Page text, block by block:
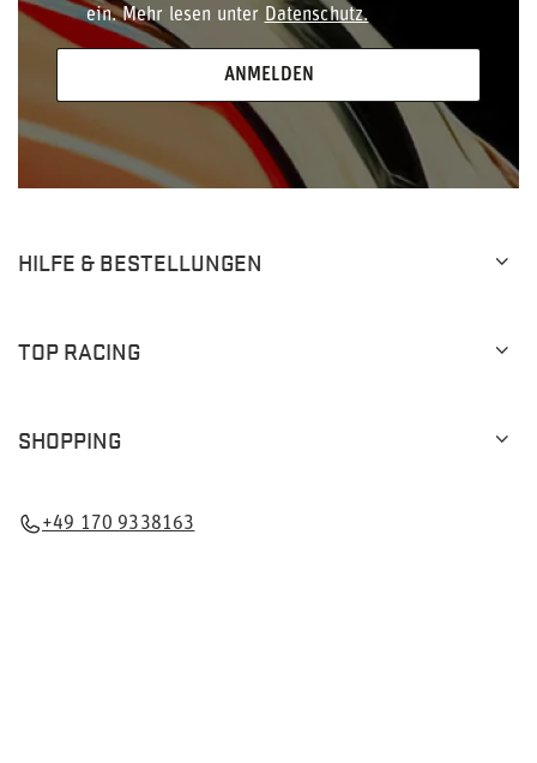
ein. Mehr lesen unter Datenschutz.
ANMELDEN
HILFE & BESTELLUNGEN
TOP RACING
SHOPPING
+49 170 9338163